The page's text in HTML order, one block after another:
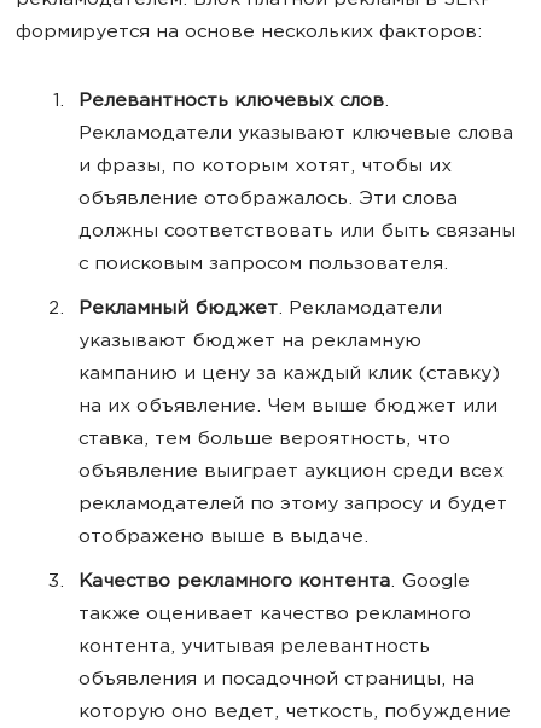
формируется на основе нескольких факторов:
Релевантность ключевых слов.
Рекламодатели указывают ключевые слова
и фразы, по которым хотят, чтобы их
объявление отображалось. Эти слова
должны соответствовать или быть связаны
с поисковым запросом пользователя.
Рекламный бюджет. Рекламодатели
указывают бюджет на рекламную
кампанию и цену за каждый клик (ставку)
на их объявление. Чем выше бюджет или
ставка, тем больше вероятность, что
объявление выиграет аукцион среди всех
рекламодателей по этому запросу и будет
отображено выше в выдаче.
Качество рекламного контента. Google
также оценивает качество рекламного
контента, учитывая релевантность
объявления и посадочной страницы, на
которую оно ведет, четкость, побуждение